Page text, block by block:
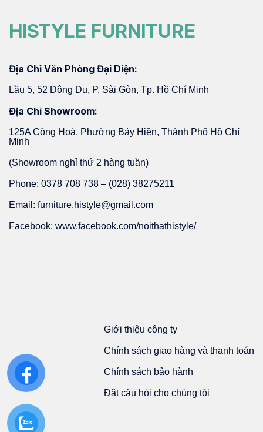
HISTYLE FURNITURE
Địa Chỉ Văn Phòng Đại Diện:
Lầu 5, 52 Đông Du, P. Sài Gòn, Tp. Hồ Chí Minh
Địa Chỉ Showroom:
125A Cộng Hoà, Phường Bảy Hiền, Thành Phố Hồ Chí
Minh
(Showroom nghỉ thứ 2 hàng tuần)
Phone: 0378 708 738 – (028) 38275211
Email: furniture.histyle@gmail.com
Facebook: www.facebook.com/noithathistyle/
Giới thiệu công ty
Chính sách giao hàng và thanh toán
Chính sách bảo hành
Đặt câu hỏi cho chúng tôi